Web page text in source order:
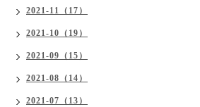
2021-11（17）
2021-10（19）
2021-09（15）
2021-08（14）
2021-07（13）